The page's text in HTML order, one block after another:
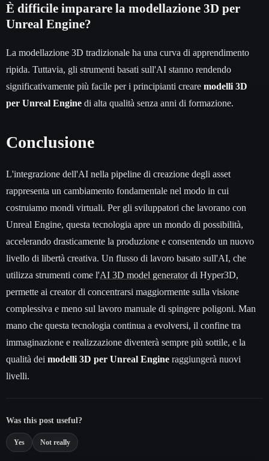
È difficile imparare la modellazione 3D per
Unreal Engine?
La modellazione 3D tradizionale ha una curva di apprendimento
ripida. Tuttavia, gli strumenti basati sull'AI stanno rendendo
significativamente più facile per i principianti creare modelli 3D
per Unreal Engine di alta qualità senza anni di formazione.
Conclusione
L'integrazione dell'AI nella pipeline di creazione degli asset
rappresenta un cambiamento fondamentale nel modo in cui
costruiamo mondi virtuali. Per gli sviluppatori che lavorano con
Unreal Engine, questa tecnologia apre un mondo di possibilità,
accelerando drasticamente la produzione e consentendo un nuovo
livello di libertà creativa. Un flusso di lavoro basato sull'AI, che
utilizza strumenti come l'AI 3D model generatordi Hyper3D,
permette ai creator di concentrarsi maggiormente sulla visione
complessiva e meno sul lavoro manuale di spingere poligoni. Man
mano che questa tecnologia continua a evolversi, il confine tra
immaginazione e realizzazione diventerà sempre più sottile, e la
qualità dei modelli 3D per Unreal Engine raggiungerà nuovi
livelli.
Was this post useful?
Yes Not really